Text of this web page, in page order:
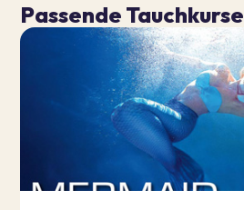
Passende Tauchkurse